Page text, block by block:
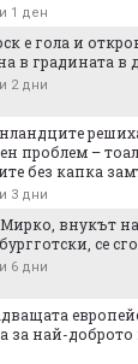
1 ден
е гола и
в градината в
2 дни
проблем –
без капка
3 дни
внукът
се
6 дни
за най-доброто